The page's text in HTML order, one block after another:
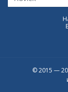
© 2015 —